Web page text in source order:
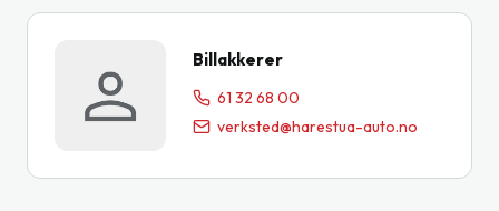
Billakkerer
61 32 68 00
verksted@harestua-auto.no